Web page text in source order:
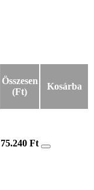
Összesen
(Ft)
Kosárba
75.240 Ft